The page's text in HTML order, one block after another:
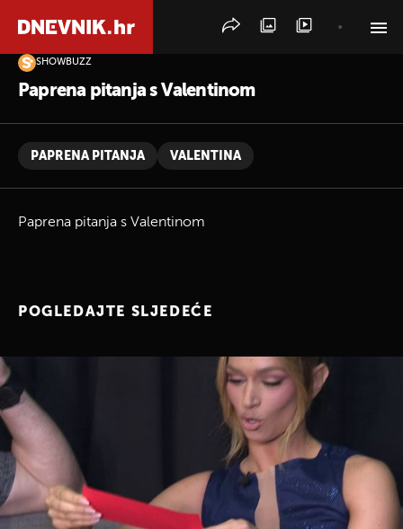
SHOWBUZZ
Paprena pitanja s Valentinom
PAPRENA PITANJA VALENTINA
Paprena pitanja s Valentinom
POGLEDAJTE SLJEDEĆE
PRETRAŽITE VIJESTI